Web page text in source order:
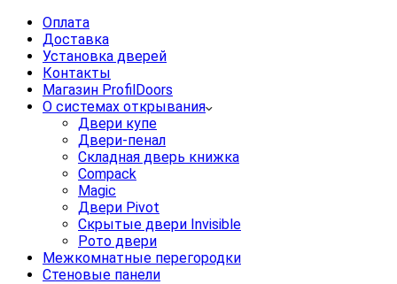
Оплата
Доставка
Установка дверей
Контакты
Магазин ProfilDoors
О системах открывания
Двери купе
Двери-пенал
Складная дверь книжка
Compack
Magic
Двери Pivot
Скрытые двери Invisible
Рото двери
Межкомнатные перегородки
Стеновые панели